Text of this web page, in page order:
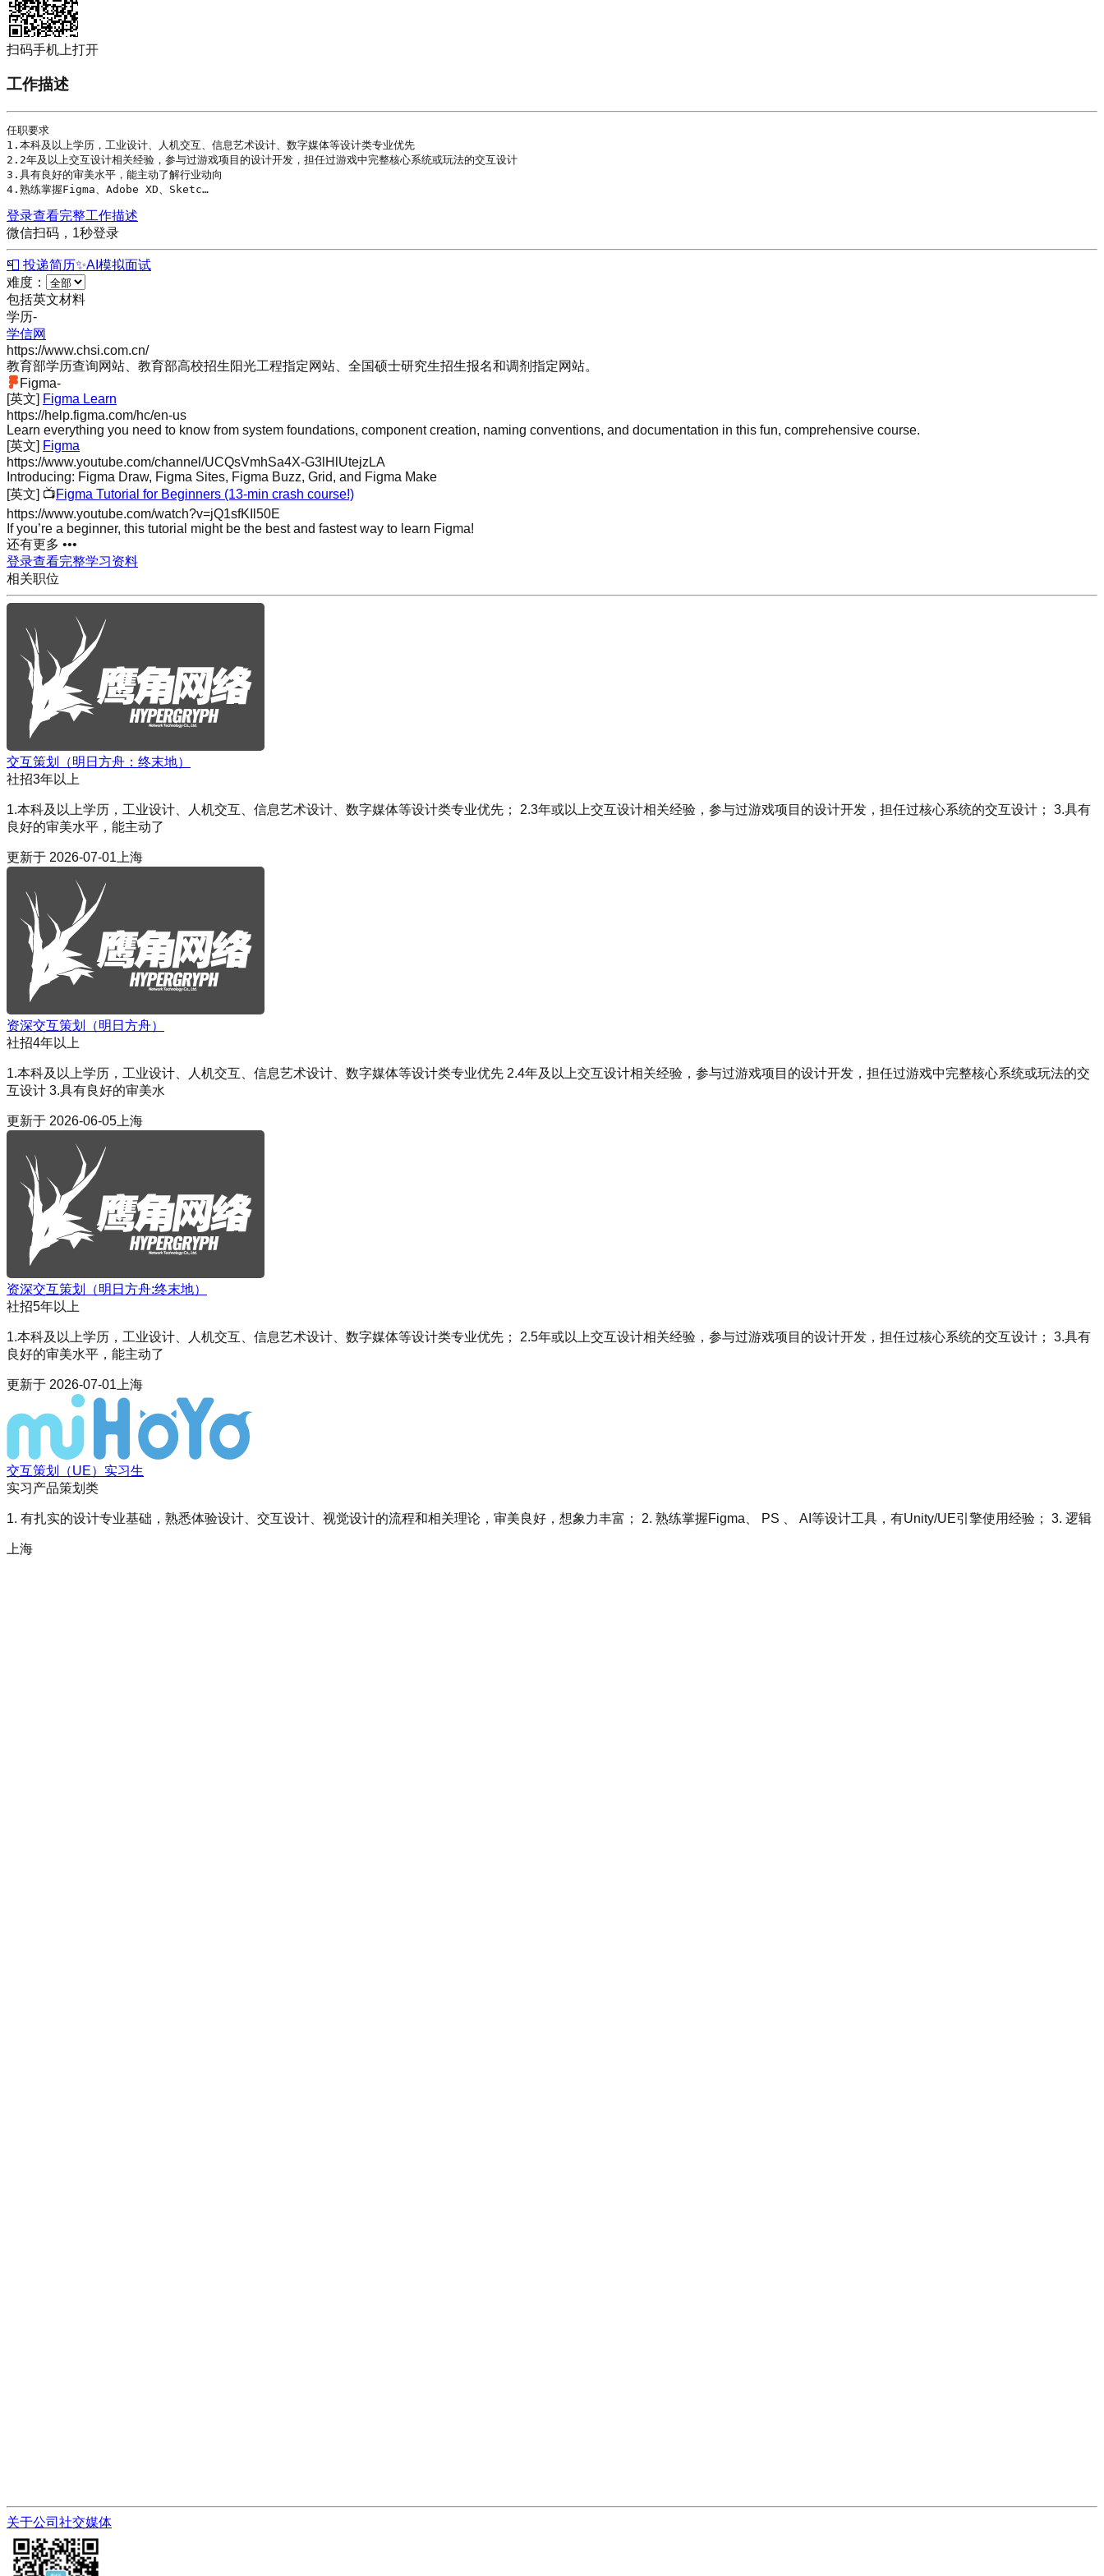
扫码手机上打开
工作描述
任职要求
1.本科及以上学历 ，工业设计、人机交互、信息艺术设计、数字媒体等设计类专业优先
2.2年及以上交互设计相关经验，参与过游戏项目的设计开发，担任过游戏中完整核心系统或玩法的交互设计
3.具有良好的审美水平，能主动了解行业动向
4.熟练掌握Figma、Adobe XD、Sketc…
登录查看完整工作描述
微信扫码，1秒登录
📮 投递简历✨AI模拟面试
难度：
包括英文材料
学历-
学信网
https://www.chsi.com.cn/
教育部学历查询网站、教育部高校招生阳光工程指定网站、全国硕士研究生招生报名和调剂指定网站。
Figma-
[英文] Figma Learn
https://help.figma.com/hc/en-us
Learn everything you need to know from system foundations, component creation, naming conventions, and documentation in this fun, comprehensive course.
[英文] Figma
https://www.youtube.com/channel/UCQsVmhSa4X-G3lHlUtejzLA
Introducing: Figma Draw, Figma Sites, Figma Buzz, Grid, and Figma Make
[英文] 📺Figma Tutorial for Beginners (13-min crash course!)
https://www.youtube.com/watch?v=jQ1sfKIl50E
If you’re a beginner, this tutorial might be the best and fastest way to learn Figma!
还有更多 •••
登录查看完整学习资料
相关职位
交互策划（明日方舟：终末地）
社招3年以上
1.本科及以上学历，工业设计、人机交互、信息艺术设计、数字媒体等设计类专业优先； 2.3年或以上交互设计相关经验，参与过游戏项目的设计开发，担任过核心系统的交互设计； 3.具有
良好的审美水平，能主动了
更新于 2026-07-01 上海
资深交互策划（明日方舟）
社招4年以上
1.本科及以上学历，工业设计、人机交互、信息艺术设计、数字媒体等设计类专业优先 2.4年及以上交互设计相关经验，参与过游戏项目的设计开发，担任过游戏中完整核心系统或玩法的交
互设计 3.具有良好的审美水
更新于 2026-06-05 上海
资深交互策划（明日方舟:终末地）
社招5年以上
1.本科及以上学历，工业设计、人机交互、信息艺术设计、数字媒体等设计类专业优先； 2.5年或以上交互设计相关经验，参与过游戏项目的设计开发，担任过核心系统的交互设计； 3.具有
良好的审美水平，能主动了
更新于 2026-07-01 上海
交互策划（UE）实习生
实习产品策划类
1. 有扎实的设计专业基础，熟悉体验设计、交互设计、视觉设计的流程和相关理论，审美良好，想象力丰富； 2. 熟练掌握Figma、 PS 、 AI等设计工具，有Unity/UE引擎使用经验； 3. 逻辑
上海
关于公司 社交媒体